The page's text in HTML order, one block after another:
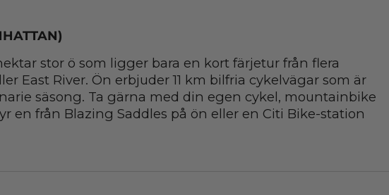
stor ö som ligger bara en kort färjetur från flera
East River. Ön erbjuder 11 km bilfria cykelvägar som är
säsong. Ta gärna med din egen cykel, mountainbike
en från Blazing Saddles på ön eller en Citi Bike-station